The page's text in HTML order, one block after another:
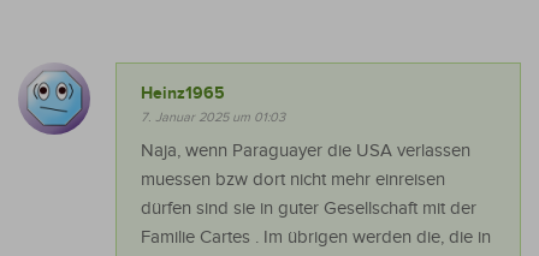
Heinz1965
7. Januar 2025 um 01:03
Naja, wenn Paraguayer die USA verlassen
muessen bzw dort nicht mehr einreisen
dürfen sind sie in guter Gesellschaft mit der
Familie Cartes . Im übrigen werden die, die in